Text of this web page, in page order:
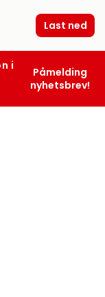
Last ned
i
Påmelding
nyhetsbrev!